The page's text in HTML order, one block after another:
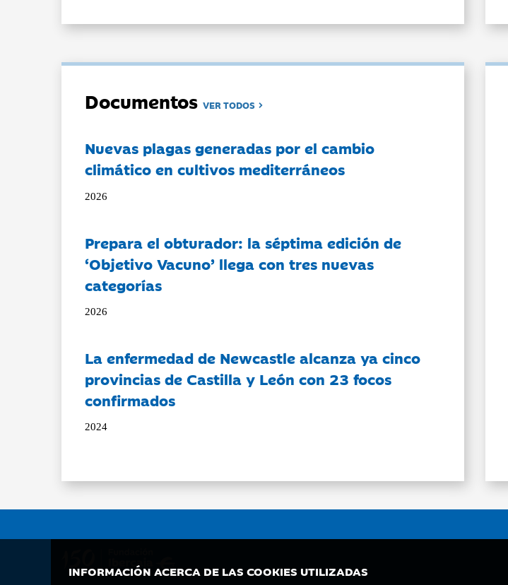
INFORMACIÓN ACERCA DE LAS COOKIES UTILIZADAS
DocumentosVER TODOS
Nuevas plagas generadas por el cambio
climático en cultivos mediterráneos
2026
Prepara el obturador: la séptima edición de
‘Objetivo Vacuno’ llega con tres nuevas
categorías
2026
La enfermedad de Newcastle alcanza ya cinco
provincias de Castilla y León con 23 focos
confirmados
2024